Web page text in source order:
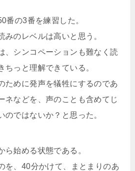
番の3番を練習した。
みのレベルは高いと思う。
、シンコペーションも難なく読
ちっと理解できている。
ために発声を犠牲にするのであ
ネなどを、声のことも含めてじ
のではないか？と思った。
ら始める状態である。
を、40分かけて、まとまりのあ